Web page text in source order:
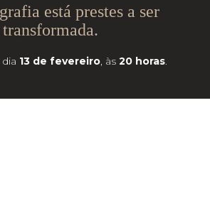
está prestes a ser
transformada.
13 de fevereiro, às 20 horas.